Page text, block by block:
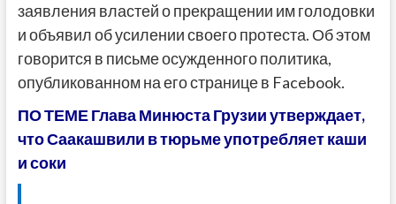
заявления властей о прекращении им голодовки
и объявил об усилении своего протеста. Об этом
говорится в письме осужденного политика,
опубликованном на его странице в Facebook.
ПО ТЕМЕ Глава Минюста Грузии утверждает,
что Саакашвили в тюрьме употребляет каши
и соки